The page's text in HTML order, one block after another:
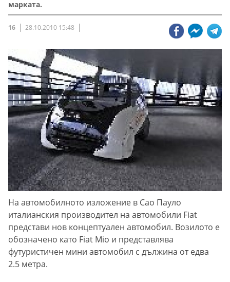
марката.
16 28.10.2010 15:48
На автомобилното изложение в Сао Пауло
италианския производител на автомобили Fiat
представи нов концептуален автомобил. Возилото е
обозначено като Fiat Mio и представлява
футуристичен мини автомобил с дължина от едва
2.5 метра.